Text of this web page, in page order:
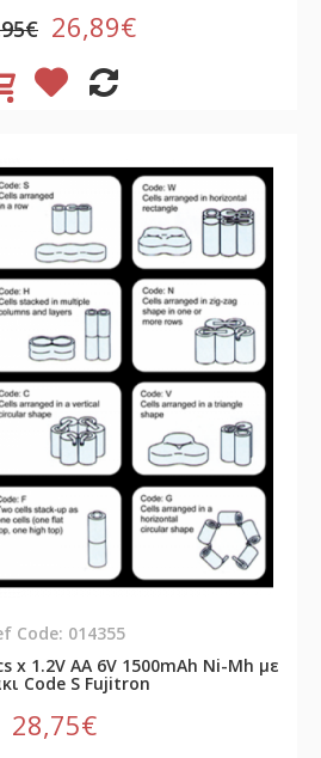
26,89€
Code: 014355
x 1.2V AA 6V 1500mAh Ni-Mh με
Code S Fujitron
28,75€